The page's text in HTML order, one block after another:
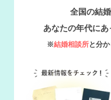
全国の結
あなたの年代に
※結婚相談所と分